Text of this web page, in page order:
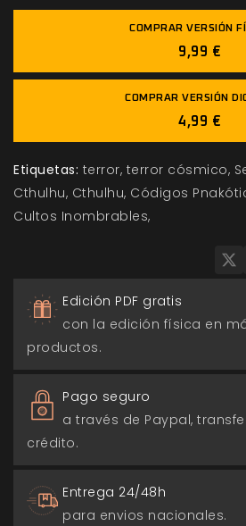
COMPRAR VERSIÓN
9,99 €
COMPRAR VERSIÓN
4,99 €
Etiquetas: terror terror cósmico
Cthulhu Cthulhu Códigos
Cultos Inombrables
Edición PDF gratis
con la edición física en
productos.
Pago seguro
a través de Paypal,
crédito.
Entrega 24/48h
para envios nacionales.